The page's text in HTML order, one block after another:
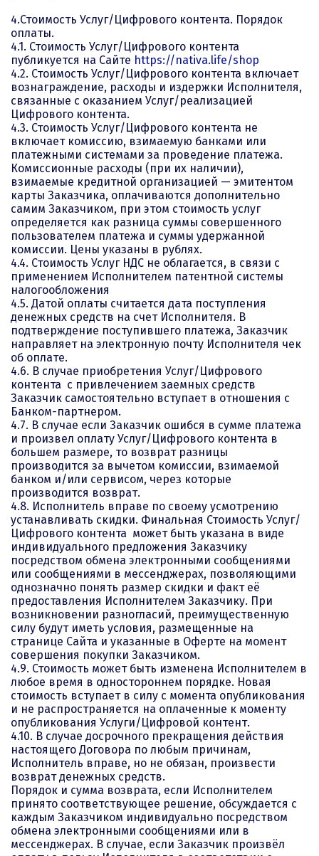
4.Стоимость Услуг/Цифрового контента. Порядок
оплаты.
4.1. Стоимость Услуг/Цифрового контента
публикуется на Сайте https://nativa.life/shop
4.2. Стоимость Услуг/Цифрового контента включает
вознаграждение, расходы и издержки Исполнителя,
связанные с оказанием Услуг/реализацией
Цифрового контента.
4.3. Стоимость Услуг/Цифрового контента не
включает комиссию, взимаемую банками или
платежными системами за проведение платежа.
Комиссионные расходы (при их наличии),
взимаемые кредитной организацией — эмитентом
карты Заказчика, оплачиваются дополнительно
самим Заказчиком, при этом стоимость услуг
определяется как разница суммы совершенного
пользователем платежа и суммы удержанной
комиссии. Цены указаны в рублях.
4.4. Стоимость Услуг НДС не облагается, в связи с
применением Исполнителем патентной системы
налогообложения
4.5. Датой оплаты считается дата поступления
денежных средств на счет Исполнителя. В
подтверждение поступившего платежа, Заказчик
направляет на электронную почту Исполнителя чек
об оплате.
4.6. В случае приобретения Услуг/Цифрового
контента с привлечением заемных средств
Заказчик самостоятельно вступает в отношения с
Банком-партнером.
4.7. В случае если Заказчик ошибся в сумме платежа
и произвел оплату Услуг/Цифрового контента в
большем размере, то возврат разницы
производится за вычетом комиссии, взимаемой
банком и/или сервисом, через которые
производится возврат.
4.8. Исполнитель вправе по своему усмотрению
устанавливать скидки. Финальная Стоимость Услуг/
Цифрового контента может быть указана в виде
индивидуального предложения Заказчику
посредством обмена электронными сообщениями
или сообщениями в мессенджерах, позволяющими
однозначно понять размер скидки и факт её
предоставления Исполнителем Заказчику. При
возникновении разногласий, преимущественную
силу будут иметь условия, размещенные на
странице Сайта и указанные в Оферте на момент
совершения покупки Заказчиком.
4.9. Стоимость может быть изменена Исполнителем в
любое время в одностороннем порядке. Новая
стоимость вступает в силу с момента опубликования
и не распространяется на оплаченные к моменту
опубликования Услуги/Цифровой контент.
4.10. В случае досрочного прекращения действия
настоящего Договора по любым причинам,
Исполнитель вправе, но не обязан, произвести
возврат денежных средств.
Порядок и сумма возврата, если Исполнителем
принято соответствующее решение, обсуждается с
каждым Заказчиком индивидуально посредством
обмена электронными сообщениями или в
мессенджерах. В случае, если Заказчик произвёл